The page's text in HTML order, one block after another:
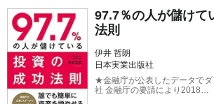
97.7％の人が儲けて
法則
伊井 哲朗
日本実業出版社
★金融庁が公表したデータで
社 金融庁の要請により2018…